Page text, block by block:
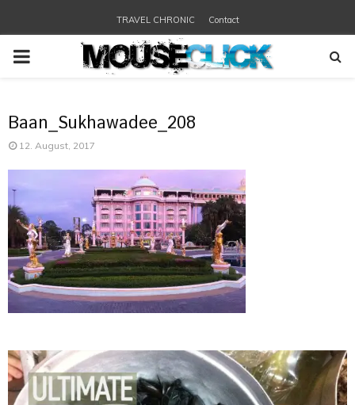
TRAVEL CHRONIC Contact
PRIMARY
Baan_Sukhawadee_208
12. August, 2017